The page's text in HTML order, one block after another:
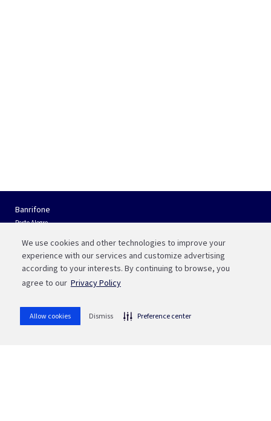
We use cookies and other technologies to improve your
experience with our services and customize advertising
according to your interests. By continuing to browse, you
agree to our Privacy Policy
Allow cookies Dismiss Preference center
Banrifone
Porto Alegre
(51) 3210 01 22
Interior do RS e Outros Estados
0800 541 88 55
Fale com a Bah
WhatsApp
whatsapp(51) 3215 1800